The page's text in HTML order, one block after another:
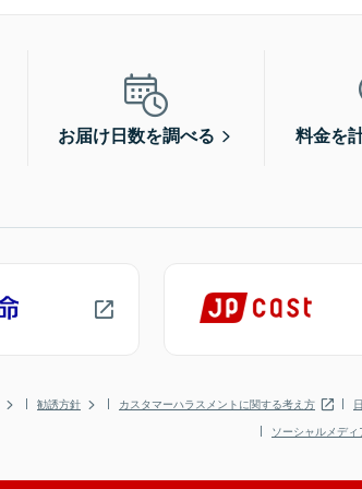
お届け日数を調べる 料金を
勧誘方針 カスタマーハラスメントに関する考え方
ソーシャルメディ